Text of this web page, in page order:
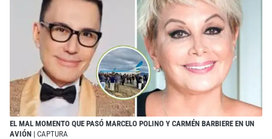
EL MAL MOMENTO QUE PASÓ MARCELO POLINO Y CARMÉN BARBIERE EN UN
AVIÓN | CAPTURA